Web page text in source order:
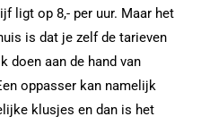
ligt op 8,- per uur. Maar het
is dat je zelf de tarieven
doen aan de hand van
oppasser kan namelijk
klusjes en dan is het